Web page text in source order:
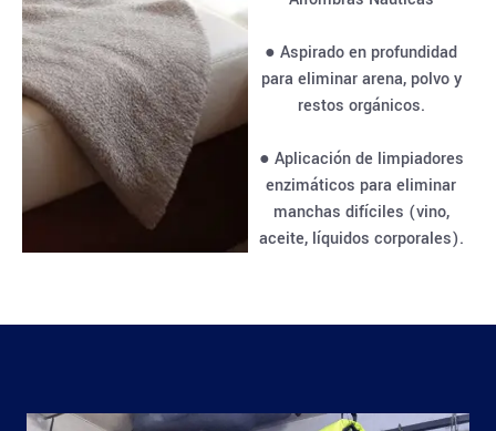
● Aspirado en profundidad
para eliminar arena, polvo y
restos orgánicos.
● Aplicación de limpiadores
enzimáticos para eliminar
manchas difíciles (vino,
aceite, líquidos corporales).